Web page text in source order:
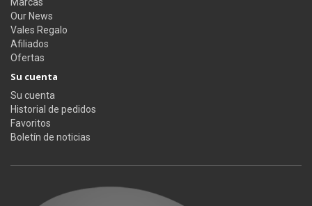
Marcas
Our News
Vales Regalo
Afiliados
Ofertas
Su cuenta
Su cuenta
Historial de pedidos
Favoritos
Boletín de noticias